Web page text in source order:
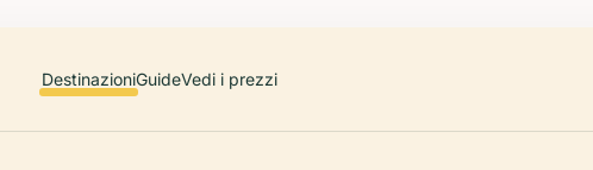
DestinazioniGuideVedi i prezzi